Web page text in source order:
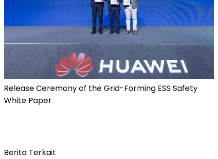
Release Ceremony of the Grid-Forming ESS Safety
White Paper
Berita Terkait